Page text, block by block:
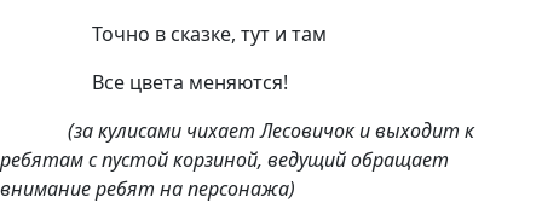
Точно в сказке, тут и там
Все цвета меняются!
(за кулисами чихает Лесовичок и выходит к
ребятам с пустой корзиной, ведущий обращает
внимание ребят на персонажа)